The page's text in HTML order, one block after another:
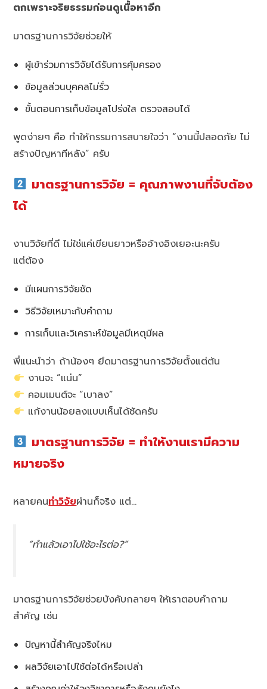
ตกเพราะจริยธรรมก่อนดูเนื้อหาอีก
มาตรฐานการวิจัยช่วยให้
ผู้เข้าร่วมการวิจัยได้รับการคุ้มครอง
ข้อมูลส่วนบุคคลไม่รั่ว
ขั้นตอนการเก็บข้อมูลโปร่งใส ตรวจสอบได้
พูดง่ายๆ คือ ทำให้กรรมการสบายใจว่า “งานนี้ปลอดภัย ไม่
สร้างปัญหาทีหลัง” ครับ
มาตรฐานการวิจัย = คุณภาพงานที่จับต้อง
ได้
งานวิจัยที่ดี ไม่ใช่แค่เขียนยาวหรืออ้างอิงเยอะนะครับ
แต่ต้อง
มีแผนการวิจัยชัด
วิธีวิจัยเหมาะกับคำถาม
การเก็บและวิเคราะห์ข้อมูลมีเหตุมีผล
พี่แนะนำว่า ถ้าน้องๆ ยึดมาตรฐานการวิจัยตั้งแต่ต้น
งานจะ “แน่น”
คอมเมนต์จะ “เบาลง”
แก้งานน้อยลงแบบเห็นได้ชัดครับ
มาตรฐานการวิจัย = ทำให้งานเรามีความ
หมายจริง
หลายคนทำวิจัยผ่านก็จริง แต่…
“ทำแล้วเอาไปใช้อะไรต่อ?”
มาตรฐานการวิจัยช่วยบังคับกลายๆ ให้เราตอบคำถาม
สำคัญ เช่น
ปัญหานี้สำคัญจริงไหม
ผลวิจัยเอาไปใช้ต่อได้หรือเปล่า